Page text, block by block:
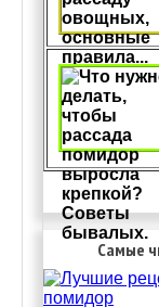
Самые